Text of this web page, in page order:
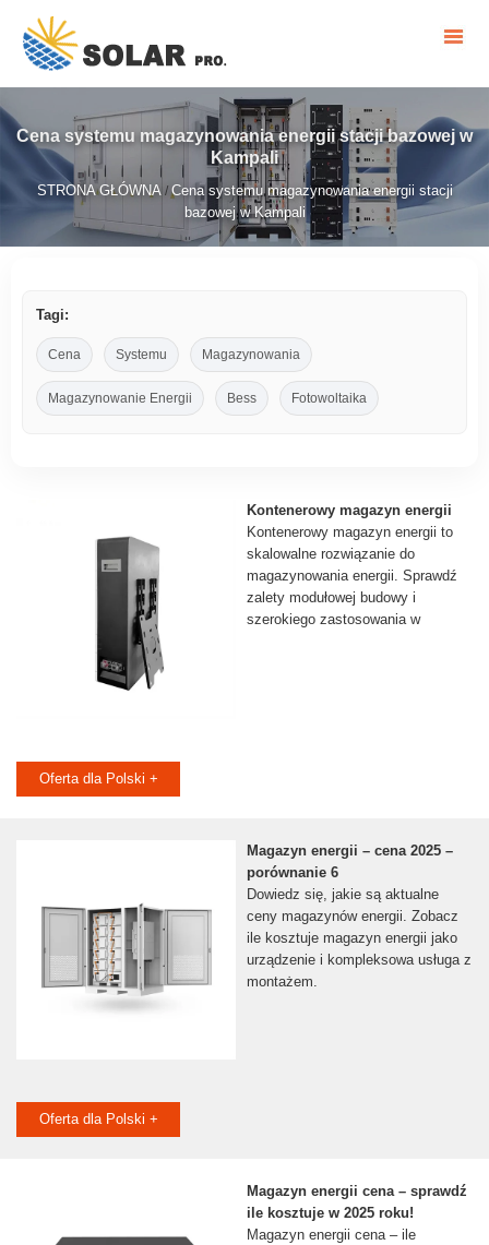
Cena systemu magazynowania energii stacji bazowej w
Kampali
STRONA GŁÓWNA/ Cena systemu magazynowania energii stacji
bazowej w Kampali
Tagi:
Cena Systemu Magazynowania
Magazynowanie Energii Bess Fotowoltaika
Kontenerowy magazyn energii
Kontenerowy magazyn energii to
skalowalne rozwiązanie do
magazynowania energii. Sprawdź
zalety modułowej budowy i
szerokiego zastosowania w
Oferta dla Polski +
Magazyn energii – cena 2025 –
porównanie 6
Dowiedz się, jakie są aktualne
ceny magazynów energii. Zobacz
ile kosztuje magazyn energii jako
urządzenie i kompleksowa usługa z
montażem.
Oferta dla Polski +
Magazyn energii cena – sprawdź
ile kosztuje w 2025 roku!
Magazyn energii cena – ile